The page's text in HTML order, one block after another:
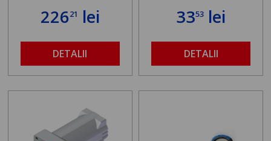
22621 lei
DETALII
3353 lei
DETALII